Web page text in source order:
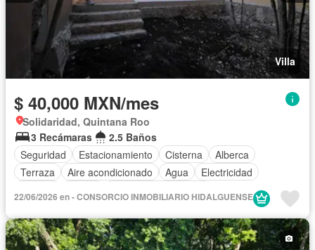
Villa
$ 40,000 MXN/mes
Solidaridad, Quintana Roo
3 Recámaras
2.5 Baños
Seguridad
Estacionamiento Cisterna
Alberca
Terraza
Aire acondicionado Agua
Electricidad
Zonas verdes
Wifi
Conserje Despacho Asador
Cancha de tenis
Cuarto de Limpieza
Permite mascotas
Permite niños
22/06/2026 en - CONSORCIO INMOBILIARIO HIDALGUENSE